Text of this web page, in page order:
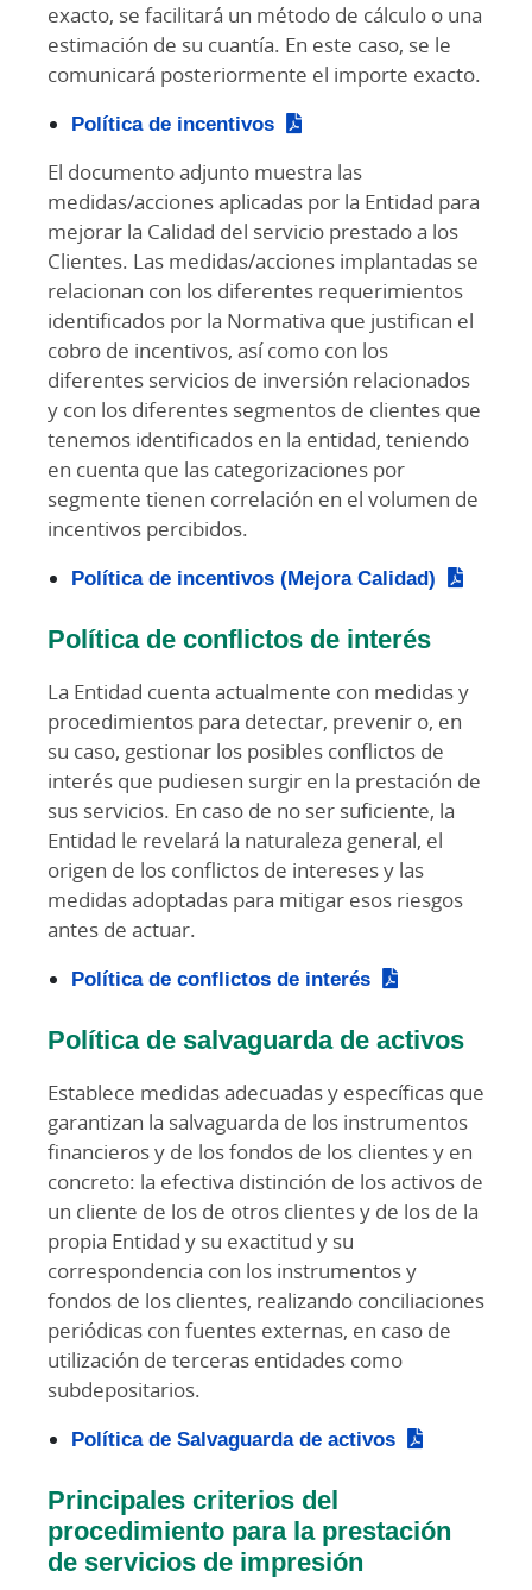
exacto, se facilitará un método de cálculo o una
estimación de su cuantía. En este caso, se le
comunicará posteriormente el importe exacto.
Política de incentivos
El documento adjunto muestra las
medidas/acciones aplicadas por la Entidad para
mejorar la Calidad del servicio prestado a los
Clientes. Las medidas/acciones implantadas se
relacionan con los diferentes requerimientos
identificados por la Normativa que justifican el
cobro de incentivos, así como con los
diferentes servicios de inversión relacionados
y con los diferentes segmentos de clientes que
tenemos identificados en la entidad, teniendo
en cuenta que las categorizaciones por
segmente tienen correlación en el volumen de
incentivos percibidos.
Política de incentivos (Mejora Calidad)
Política de conflictos de interés
La Entidad cuenta actualmente con medidas y
procedimientos para detectar, prevenir o, en
su caso, gestionar los posibles conflictos de
interés que pudiesen surgir en la prestación de
sus servicios. En caso de no ser suficiente, la
Entidad le revelará la naturaleza general, el
origen de los conflictos de intereses y las
medidas adoptadas para mitigar esos riesgos
antes de actuar.
Política de conflictos de interés
Política de salvaguarda de activos
Establece medidas adecuadas y específicas que
garantizan la salvaguarda de los instrumentos
financieros y de los fondos de los clientes y en
concreto: la efectiva distinción de los activos de
un cliente de los de otros clientes y de los de la
propia Entidad y su exactitud y su
correspondencia con los instrumentos y
fondos de los clientes, realizando conciliaciones
periódicas con fuentes externas, en caso de
utilización de terceras entidades como
subdepositarios.
Política de Salvaguarda de activos
Principales criterios del
procedimiento para la prestación
de servicios de impresión